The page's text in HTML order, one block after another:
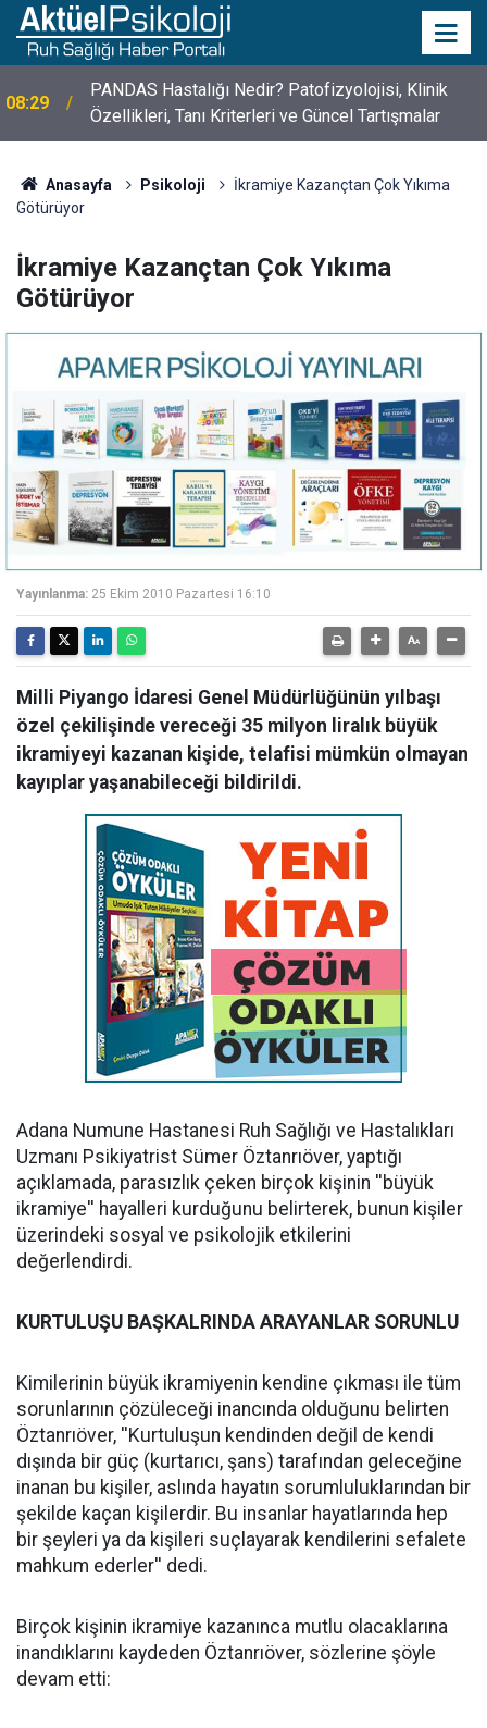
10:30
10 Mayıs Psikologlar Günü Nasıl Ortaya Çıktı? 10
Mayıs Tarihinin Hikayesi
Anasayfa Psikoloji
İkramiye Kazançtan Çok Yıkıma
Götürüyor
İkramiye Kazançtan Çok Yıkıma
Götürüyor
Yayınlanma: 25 Ekim 2010 Pazartesi 16:10
Milli Piyango İdaresi Genel Müdürlüğünün yılbaşı
özel çekilişinde vereceği 35 milyon liralık büyük
ikramiyeyi kazanan kişide, telafisi mümkün olmayan
kayıplar yaşanabileceği bildirildi.
Adana Numune Hastanesi Ruh Sağlığı ve Hastalıkları
Uzmanı Psikiyatrist Sümer Öztanrıöver, yaptığı
açıklamada, parasızlık çeken birçok kişinin ''büyük
ikramiye'' hayalleri kurduğunu belirterek, bunun kişiler
üzerindeki sosyal ve psikolojik etkilerini
değerlendirdi.
KURTULUŞU BAŞKALRINDA ARAYANLAR SORUNLU
Kimilerinin büyük ikramiyenin kendine çıkması ile tüm
sorunlarının çözüleceği inancında olduğunu belirten
Öztanrıöver, ''Kurtuluşun kendinden değil de kendi
dışında bir güç (kurtarıcı, şans) tarafından geleceğine
inanan bu kişiler, aslında hayatın sorumluluklarından bir
şekilde kaçan kişilerdir. Bu insanlar hayatlarında hep
bir şeyleri ya da kişileri suçlayarak kendilerini sefalete
mahkum ederler'' dedi.
Birçok kişinin ikramiye kazanınca mutlu olacaklarına
inandıklarını kaydeden Öztanrıöver, sözlerine şöyle
devam etti: